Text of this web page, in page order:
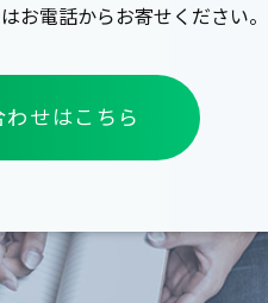
お電話からお寄せください。
わせはこちら